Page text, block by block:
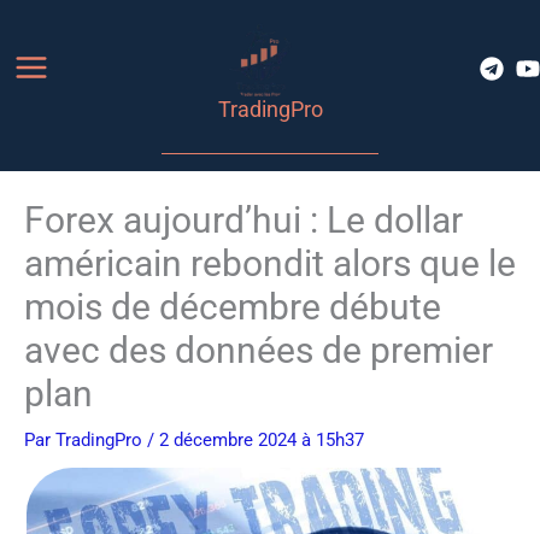
contenu
TradingPro
Forex aujourd’hui : Le dollar
américain rebondit alors que le
mois de décembre débute
avec des données de premier
plan
Par TradingPro / 2 décembre 2024 à 15h37